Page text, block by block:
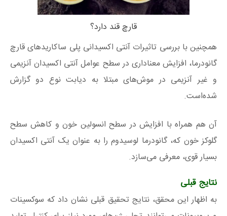
قارچ قند دارد؟
همچنین با بررسی تاثیرات آنتی اکسیدانی پلی ساکاریدهای قارچ
گانودرما، افزایش معناداری در سطح عوامل آنتی اکسیدان آنزیمی
و غیر آنزیمی در موش‌های مبتلا به دیابت نوع دو گزارش
شده‌است.
آن هم همراه با افزایش در سطح انسولین خون و کاهش سطح
گلوکز خون که، گانودرما لوسیدوم را به عنوان یک آنتی اکسیدان
بسیار قوی، معرفی می‌سازد.
نتایج قبلی
به اظهار این محقق، نتایج تحقیق قبلی نشان داد که سوکسینات